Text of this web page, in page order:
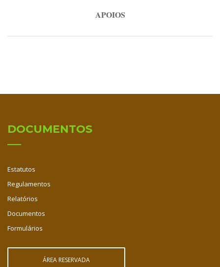
APOIOS
DOCUMENTOS
Estatutos
Regulamentos
Relatórios
Documentos
Formulários
ÁREA RESERVADA